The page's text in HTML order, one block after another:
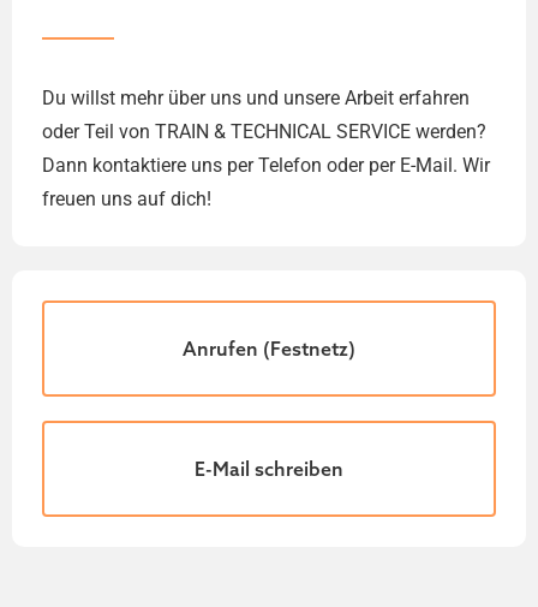
Du willst mehr über uns und unsere Arbeit erfahren
oder Teil von TRAIN & TECHNICAL SERVICE werden?
Dann kontaktiere uns per Telefon oder per E-Mail. Wir
freuen uns auf dich!
Anrufen (Festnetz)
E-Mail schreiben